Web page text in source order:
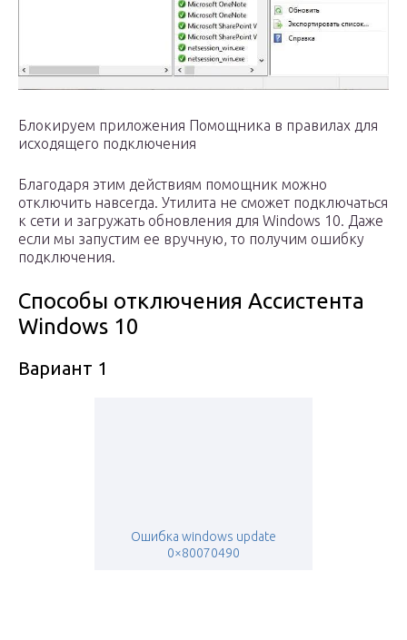
Блокируем приложения Помощника в правилах для
исходящего подключения
Благодаря этим действиям помощник можно
отключить навсегда. Утилита не сможет подключаться
к сети и загружать обновления для Windows 10. Даже
если мы запустим ее вручную, то получим ошибку
подключения.
Способы отключения Ассистента
Windows 10
Вариант 1
Ошибка windows update
0×80070490